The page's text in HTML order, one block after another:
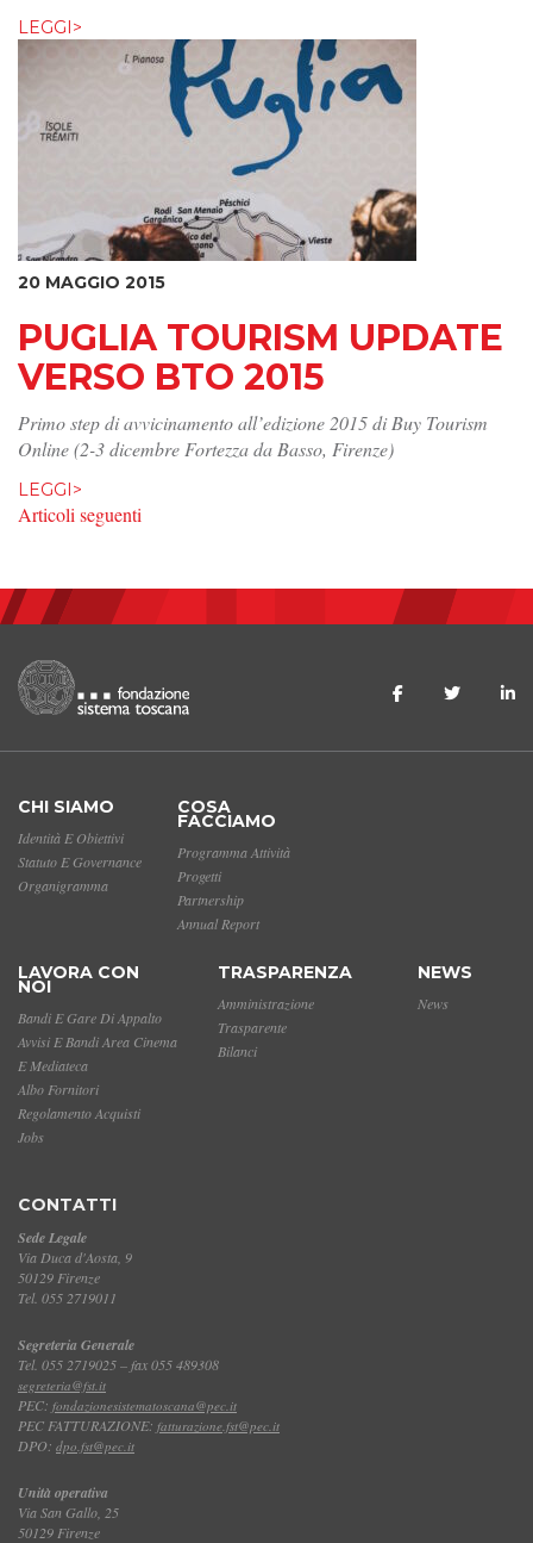
LEGGI>
20 MAGGIO 2015
PUGLIA TOURISM UPDATE
VERSO BTO 2015
Primo step di avvicinamento all’edizione 2015 di Buy Tourism
Online (2-3 dicembre Fortezza da Basso, Firenze)
LEGGI>
NAVIGAZIONE ARTICOLI
Articoli seguenti
CHI SIAMO
Identità E Obiettivi
Statuto E Governance
Organigramma
COSA
FACCIAMO
Programma Attività
Progetti
Partnership
Annual Report
LAVORA CON
NOI
Bandi E Gare Di Appalto
Avvisi E Bandi Area Cinema
E Mediateca
Albo Fornitori
Regolamento Acquisti
Jobs
TRASPARENZA
Amministrazione
Trasparente
Bilanci
NEWS
News
CONTATTI
Sede Legale
Via Duca d'Aosta, 9
50129 Firenze
Tel. 055 2719011
Segreteria Generale
Tel. 055 2719025 – fax 055 489308
segreteria@fst.it
PEC: fondazionesistematoscana@pec.it
PEC FATTURAZIONE: fatturazione.fst@pec.it
DPO: dpo.fst@pec.it
Unità operativa
Via San Gallo, 25
50129 Firenze